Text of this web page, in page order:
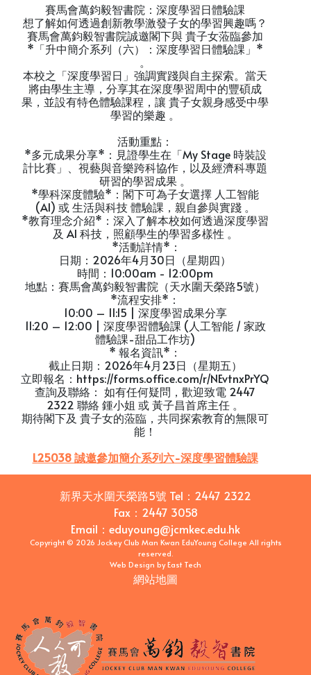
賽馬會萬鈞毅智書院：深度學習日體驗課
想了解如何透過創新教學激發子女的學習興趣嗎？
賽馬會萬鈞毅智書院誠邀閣下與 貴子女蒞臨參加
*「升中簡介系列（六）：深度學習日體驗課」*
。
本校之「深度學習日」強調實踐與自主探索。當天
將由學生主導，分享其在深度學習周中的豐碩成
果，並設有特色體驗課程，讓 貴子女親身感受中學
學習的樂趣 。
活動重點：
*多元成果分享*：見證學生在「My Stage 時裝設
計比賽」、視藝與音樂跨科協作，以及經濟科專題
研習的學習成果 。
*學科深度體驗*：閣下可為子女選擇 人工智能
(AI) 或 生活與科技 體驗課，親自參與實踐 。
*教育理念介紹*：深入了解本校如何透過深度學習
及 AI 科技，照顧學生的學習多樣性 。
*活動詳情*：
日期：2026年4月30日（星期四）
時間：10:00am - 12:00pm
地點：賽馬會萬鈞毅智書院（天水圍天榮路5號）
*流程安排*：
10:00 – 11:15 | 深度學習成果分享
11:20 – 12:00 | 深度學習體驗課 (人工智能 / 家政
體驗課-甜品工作坊)
* 報名資訊*：
截止日期：2026年4月23日（星期五）
立即報名：https://forms.office.com/r/NEvtnxPrYQ
查詢及聯絡： 如有任何疑問，歡迎致電 2447
2322 聯絡 鍾小姐 或 黃子昌首席主任 。
期待閣下及 貴子女的蒞臨，共同探索教育的無限可
能！
L25038 誠邀參加簡介系列六-深度學習體驗課
新界天水圍天榮路5號 Tel： 2447 2322
Fax： 2447 3058
Email ： eduyoung@jcmkec.edu.hk
Copyright © 2026 Jockey Club Man Kwan EduYoung College All rights
reserved.
Web Design byEast Tech
網站地圖